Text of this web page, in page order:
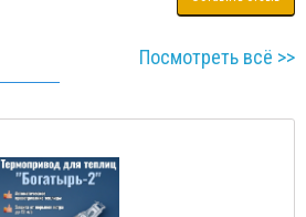
Посмотреть всё >>